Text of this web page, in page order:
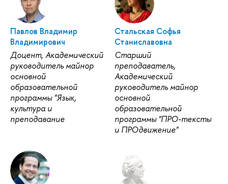
Павлов Владимир
Владимирович
Доцент, Академический
руководитель майнор
основной
образовательной
программы "Язык,
культура и
преподавание
Стальская Софья
Станиславовна
Старший
преподаватель,
Академический
руководитель майнор
основной
образовательной
программы "ПРО-тексты
и ПРОдвижение"